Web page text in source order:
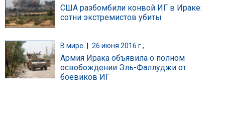
США разбомбили конвой ИГ в Ираке:
сотни экстремистов убиты
В мире 26 июня 2016 г.,
Армия Ирака объявила о полном
освобождении Эль-Фаллуджи от
боевиков ИГ